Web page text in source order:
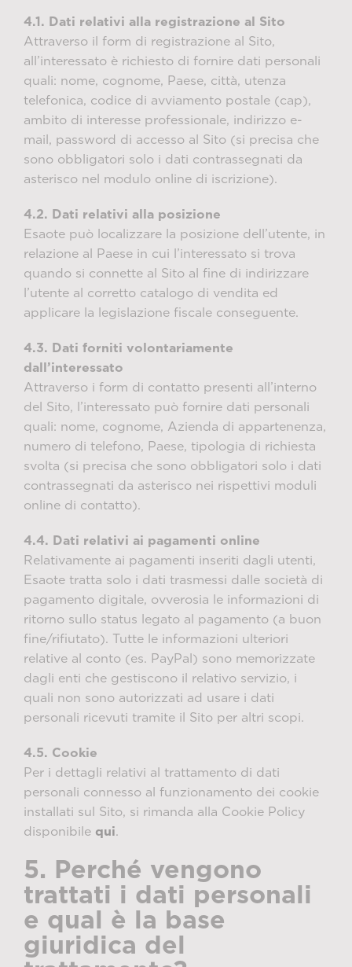
4.1. Dati relativi alla registrazione al Sito
Attraverso il form di registrazione al Sito,
all’interessato è richiesto di fornire dati personali
quali: nome, cognome, Paese, città, utenza
telefonica, codice di avviamento postale (cap),
ambito di interesse professionale, indirizzo e-
mail, password di accesso al Sito (si precisa che
sono obbligatori solo i dati contrassegnati da
asterisco nel modulo online di iscrizione).
4.2. Dati relativi alla posizione
Esaote può localizzare la posizione dell’utente, in
relazione al Paese in cui l’interessato si trova
quando si connette al Sito al fine di indirizzare
l’utente al corretto catalogo di vendita ed
applicare la legislazione fiscale conseguente.
4.3. Dati forniti volontariamente
dall’interessato
Attraverso i form di contatto presenti all’interno
del Sito, l’interessato può fornire dati personali
quali: nome, cognome, Azienda di appartenenza,
numero di telefono, Paese, tipologia di richiesta
svolta (si precisa che sono obbligatori solo i dati
contrassegnati da asterisco nei rispettivi moduli
online di contatto).
4.4. Dati relativi ai pagamenti online
Relativamente ai pagamenti inseriti dagli utenti,
Esaote tratta solo i dati trasmessi dalle società di
pagamento digitale, ovverosia le informazioni di
ritorno sullo status legato al pagamento (a buon
fine/rifiutato). Tutte le informazioni ulteriori
relative al conto (es. PayPal) sono memorizzate
dagli enti che gestiscono il relativo servizio, i
quali non sono autorizzati ad usare i dati
personali ricevuti tramite il Sito per altri scopi.
4.5. Cookie
Per i dettagli relativi al trattamento di dati
personali connesso al funzionamento dei cookie
installati sul Sito, si rimanda alla Cookie Policy
disponibile qui.
5. Perché vengono
trattati i dati personali
e qual è la base
giuridica del